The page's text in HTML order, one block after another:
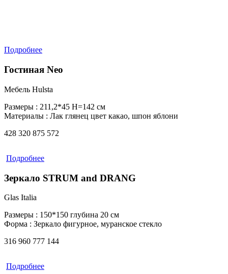
Подробнее
Гостиная Neo
Мебель Hulsta
Размеры : 211,2*45 Н=142 см
Материалы : Лак глянец цвет какао, шпон яблони
428 320 875 572
Подробнее
Зеркало STRUM and DRANG
Glas Italia
Размеры : 150*150 глубина 20 см
Форма : Зеркало фигурное, муранское стекло
316 960 777 144
Подробнее